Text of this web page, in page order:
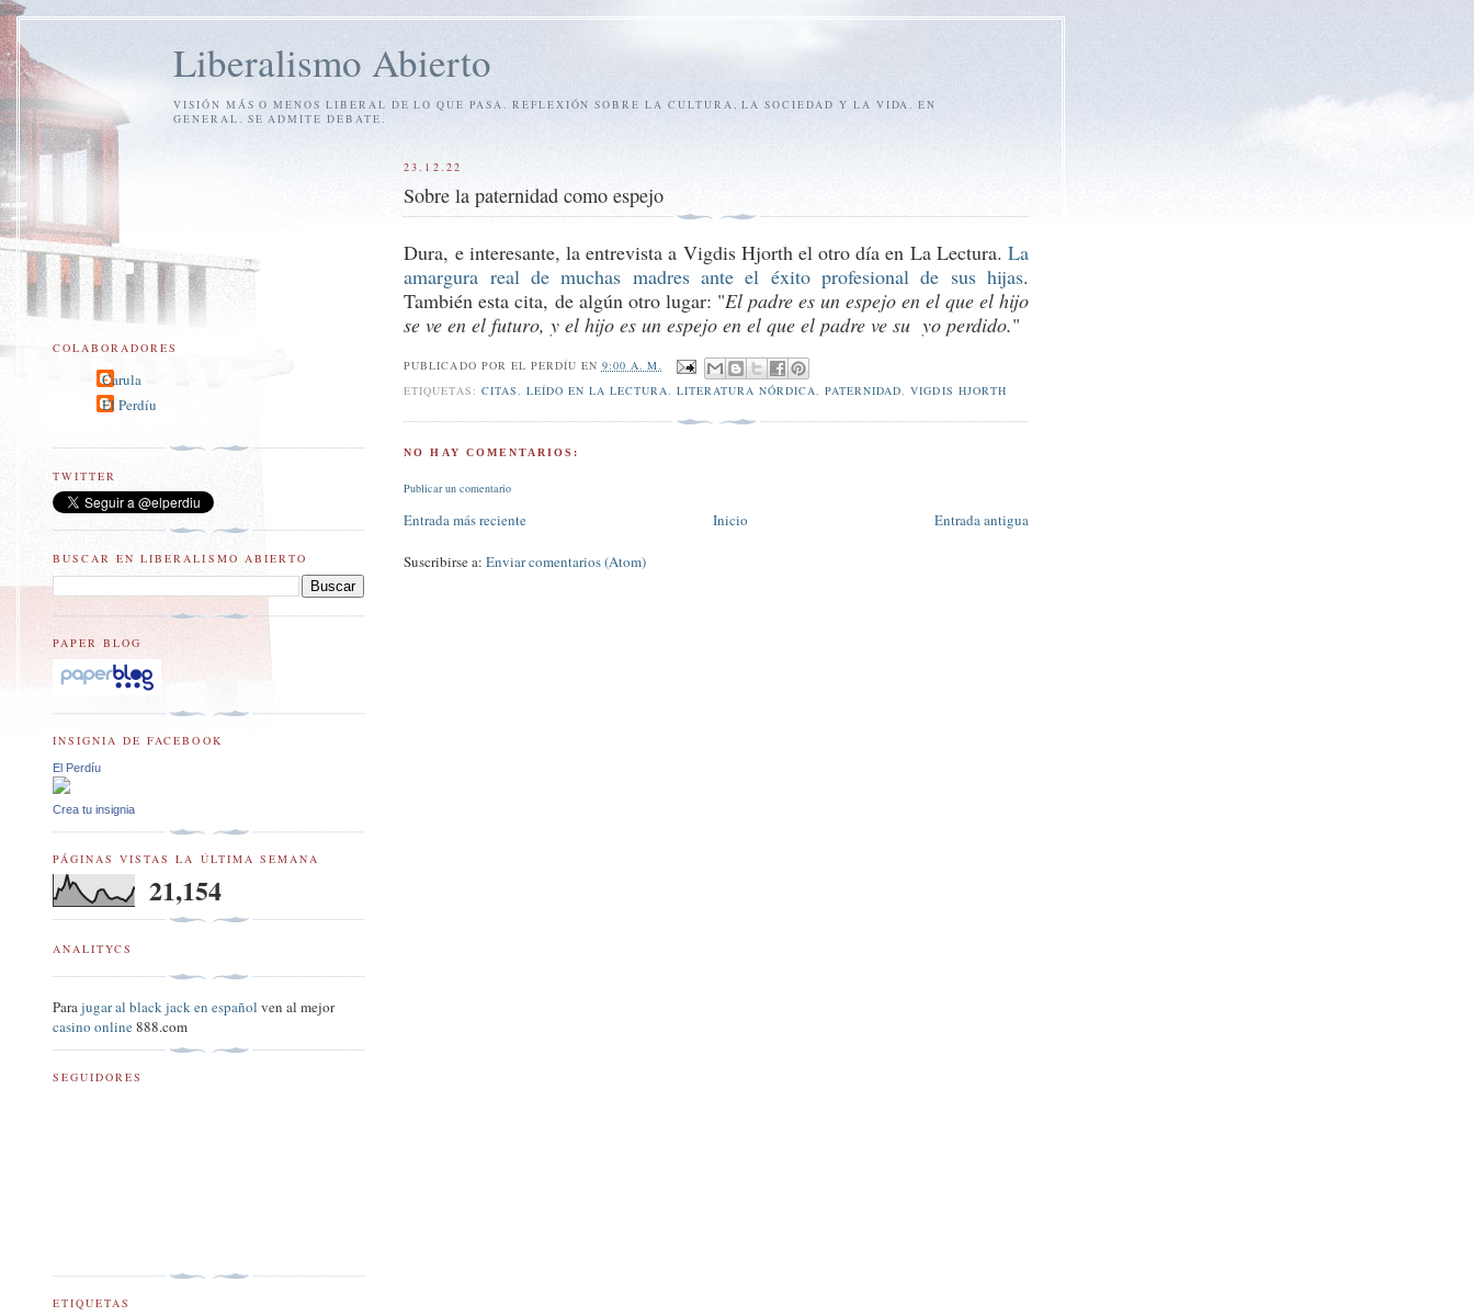
Liberalismo Abierto
VISIÓN MÁS O MENOS LIBERAL DE LO QUE PASA. REFLEXIÓN SOBRE LA CULTURA, LA SOCIEDAD Y LA VIDA. EN
GENERAL. SE ADMITE DEBATE.
23.12.22
Sobre la paternidad como espejo
Dura, e interesante, la entrevista a Vigdis Hjorth el otro día en La Lectura. La
amargura real de muchas madres ante el éxito profesional de sus hijas.
También esta cita, de algún otro lugar: "El padre es un espejo en el que el hijo
se ve en el futuro, y el hijo es un espejo en el que el padre ve su yo perdido."
PUBLICADO POR EL PERDÍU EN 9:00 A. M.
ETIQUETAS: CITAS LEÍDO EN LA LECTURA LITERATURA NÓRDICA ,PATERNIDAD ,VIGDIS HJORTH
NO HAY COMENTARIOS:
Publicar un comentario
Entrada más reciente Entrada antigua
Inicio
Suscribirse a:Enviar comentarios (Atom)
COLABORADORES
Carula
El Perdíu
TWITTER
BUSCAR EN LIBERALISMO ABIERTO
PAPER BLOG
INSIGNIA DE FACEBOOK
El Perdíu
Crea tu insignia
PÁGINAS VISTAS LA ÚLTIMA SEMANA
21,154
ANALITYCS
Parajugar al black jack en español ven al mejor
casino online888.com
SEGUIDORES
ETIQUETAS